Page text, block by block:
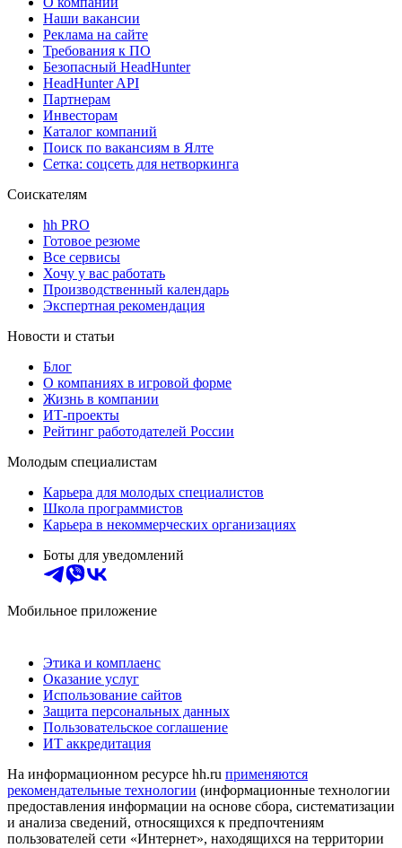
Наши вакансии
Реклама на сайте
Требования к ПО
Безопасный HeadHunter
HeadHunter API
Партнерам
Инвесторам
Каталог компаний
Поиск по вакансиям в Ялте
Сетка: соцсеть для нетворкинга
Соискателям
hh PRO
Готовое резюме
Все сервисы
Хочу у вас работать
Производственный календарь
Экспертная рекомендация
Новости и статьи
Блог
О компаниях в игровой форме
Жизнь в компании
ИТ-проекты
Рейтинг работодателей России
Молодым специалистам
Карьера для молодых специалистов
Школа программистов
Карьера в некоммерческих организациях
Боты для уведомлений
Мобильное приложение
Этика и комплаенс
Оказание услуг
Использование сайтов
Защита персональных данных
Пользовательское соглашение
ИТ аккредитация
На информационном ресурсе hh.ru применяются
рекомендательные технологии (информационные технологии
предоставления информации на основе сбора, систематизации
и анализа сведений, относящихся к предпочтениям
пользователей сети «Интернет», находящихся на территории